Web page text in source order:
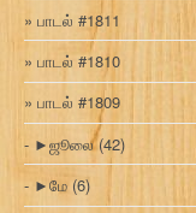
பாடல் #1811
பாடல் #1810
பாடல் #1809
►ஜூலை(42)
►மே(6)